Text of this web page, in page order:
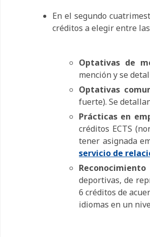
En el segundo
créditos a elegir entre
Optativas de
mención y se
Optativas
fuerte). Se
Prácticas en
créditos ECTS
tener asignada
servicio de
deportivas, de
6 créditos de
idiomas en un